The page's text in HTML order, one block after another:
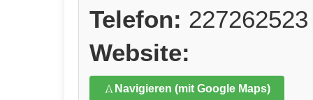
Telefon: 227262523
Website:
Navigieren (mit Google Maps)